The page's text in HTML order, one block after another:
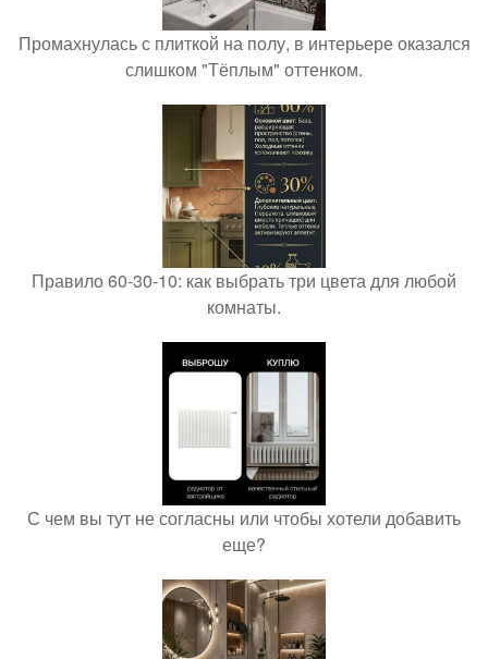
Промахнулась с плиткой на полу, в интерьере оказался
слишком "Тёплым" оттенком.
Правило 60-30-10: как выбрать три цвета для любой
комнаты.
С чем вы тут не согласны или чтобы хотели добавить
еще?